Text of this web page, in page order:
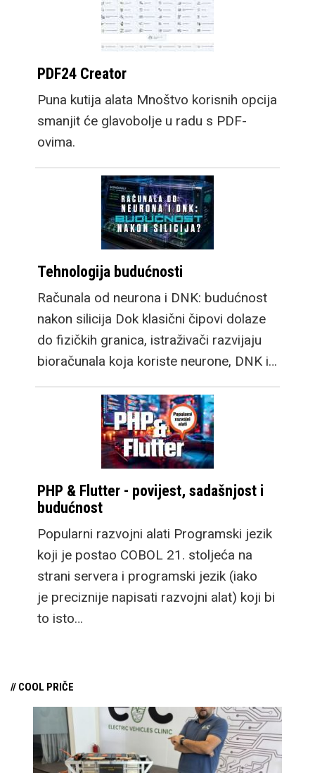
PDF24 Creator
Puna kutija alata Mnoštvo korisnih opcija
smanjit će glavobolje u radu s PDF-
ovima.
Tehnologija budućnosti
Računala od neurona i DNK: budućnost
nakon silicija Dok klasični čipovi dolaze
do fizičkih granica, istraživači razvijaju
bioračunala koja koriste neurone, DNK i…
PHP & Flutter - povijest, sadašnjost i
budućnost
Popularni razvojni alati Programski jezik
koji je postao COBOL 21. stoljeća na
strani servera i programski jezik (iako
je preciznije napisati razvojni alat) koji bi
to isto…
// COOL PRIČE